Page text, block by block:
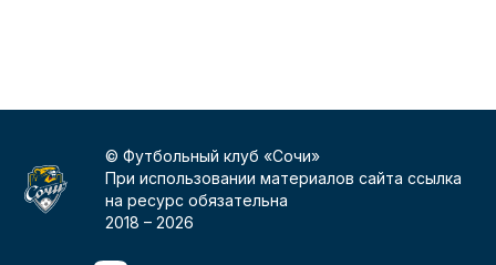
© Футбольный клуб «Сочи»
При использовании материалов сайта ссылка
на ресурс обязательна
2018 –2026